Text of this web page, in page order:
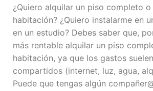
¿Quiero alquilar un piso completo o
habitación? ¿Quiero instalarme en
en un estudio? Debes saber que,
más rentable alquilar un piso
habitación, ya que los gastos
compartidos (internet, luz, agua,
Puede que tengas algún